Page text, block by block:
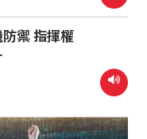
禦 指揮權